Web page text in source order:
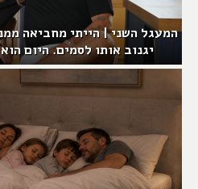
המעגל השני | הייתי מחביאה
יגנוב אותו לסמים. היום